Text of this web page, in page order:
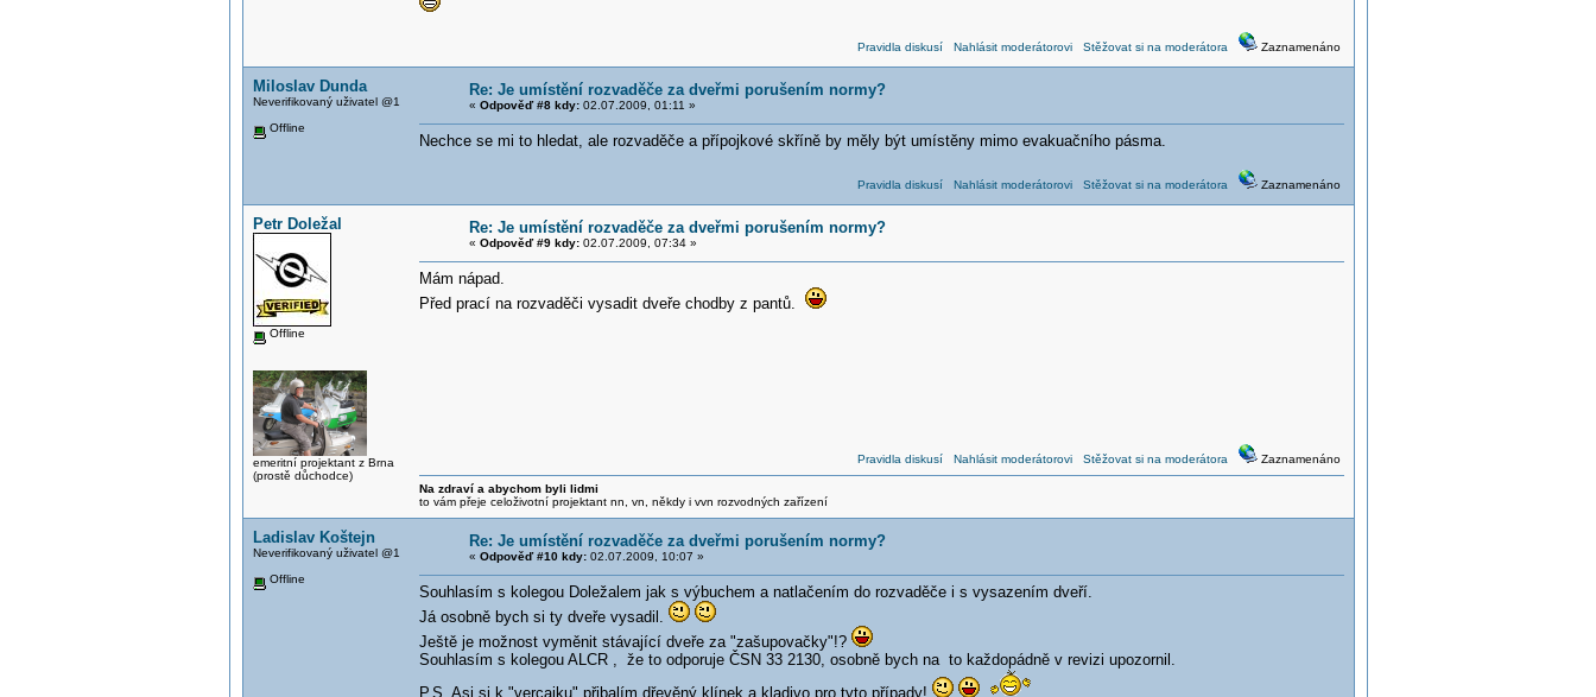
Pravidla diskusí Nahlásit moderátorovi Stěžovat si na moderátora Zaznamenáno
Miloslav Dunda
Neverifikovaný uživatel @1
Offline
Re: Je umístění rozvaděče za dveřmi porušením normy?
« Odpověď #8 kdy:02.07.2009, 01:11 »
Nechce se mi to hledat, ale rozvaděče a přípojkové skříně by měly být umístěny mimo evakuačního pásma.
Pravidla diskusí Nahlásit moderátorovi Stěžovat si na moderátora Zaznamenáno
Petr Doležal
Offline
emeritní projektant z Brna
(prostě důchodce)
Re: Je umístění rozvaděče za dveřmi porušením normy?
« Odpověď #9 kdy:02.07.2009, 07:34 »
Mám nápad.
Před prací na rozvaděči vysadit dveře chodby z pantů.
Pravidla diskusí Nahlásit moderátorovi Stěžovat si na moderátora Zaznamenáno
Na zdraví a abychom byli lidmi
to vám přeje celoživotní projektant nn, vn, někdy i vvn rozvodných zařízení
Ladislav Koštejn
Neverifikovaný uživatel @1
Offline
Re: Je umístění rozvaděče za dveřmi porušením normy?
« Odpověď #10 kdy:02.07.2009, 10:07 »
Souhlasím s kolegou Doležalem jak s výbuchem a natlačením do rozvaděče i s vysazením dveří.
Já osobně bych si ty dveře vysadil.
Ještě je možnost vyměnit stávající dveře za "zašupovačky"!?
Souhlasím s kolegou ALCR , že to odporuje ČSN 33 2130, osobně bych na to každopádně v revizi upozornil.
P.S. Asi si k "vercajku" přibalím dřevěný klínek a kladivo pro tyto případy!